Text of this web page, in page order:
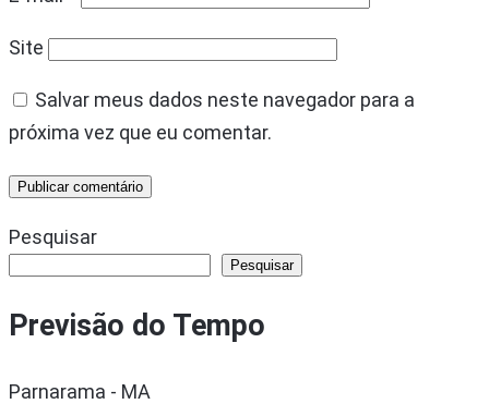
Site
Salvar meus dados neste navegador para a
próxima vez que eu comentar.
Pesquisar
Pesquisar
Previsão do Tempo
Parnarama - MA